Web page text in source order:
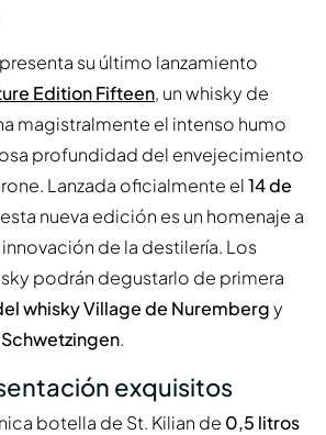
su último lanzamiento
Edition Fifteen, un whisky de
magistralmente el intenso humo
profundidad del envejecimiento
Lanzada oficialmente el14 de
nueva edición es un homenaje a
de la destilería. Los
podrán degustarlo de primera
whisky Village de Nurembergy
.
exquisitos
botella de St. Kilian de 0,5 litros